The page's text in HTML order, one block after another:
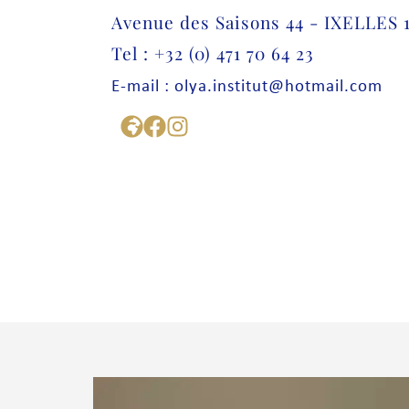
Avenue des Saisons 44 - IXELLES
Tel : +32 (0) 471 70 64 23
E-mail : olya.institut@hotmail.com